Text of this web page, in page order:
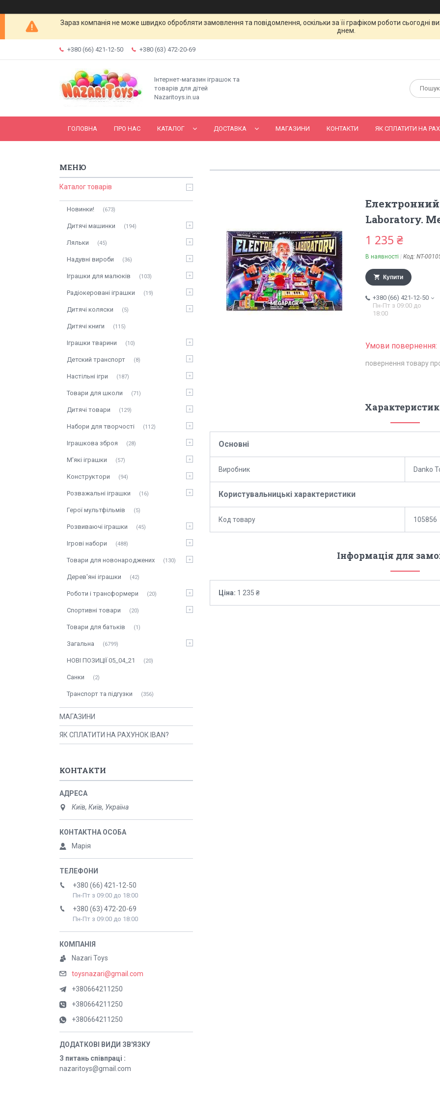
Зараз компанія не може швидко обробляти замовлення та повідомлення, оскільки за її графіком роботи
днем.
+380 (66) 421-12-50 +380 (63) 472-20-69
Інтернет-магазин іграшок та
товарів для дітей
Nazaritoys.in.ua
ГОЛОВНА ПРО НАС КАТАЛОГ ДОСТАВКА МАГАЗИНИ КОНТАКТИ ЯК СПЛАТИТИ НА
Laboratory.
1 235 ₴
В наявності Код: NT-
Купити
+380 (66) 421-12-50
Пн-Пт з 09:00 до
18:00
повернення товару
Основні
Виробник Danko
Користувальницькі характеристики
Код товару 105856
Інформація для
Ціна: 1 235 ₴
Каталог товарів
Новинки! 673
Дитячі машинки 194
Ляльки 45
Надувні вироби 36
Іграшки для малюків 103
Радіокеровані іграшки 19
Дитячі коляски 5
Дитячі книги 115
Іграшки тварини 10
Детский транспорт 8
Настільні ігри 187
Товари для школи 71
Дитячі товари 129
Набори для творчості 112
Іграшкова зброя 28
М'які іграшки 57
Конструктори 94
Розважальні іграшки 16
Герої мультфільмів 5
Розвиваючі іграшки 45
Ігрові набори 488
Товари для новонароджених 130
Дерев'яні іграшки 42
Роботи і трансформери 20
Спортивні товари 20
Товари для батьків 1
Загальна 6799
НОВІ ПОЗИЦІЇ 05_04_21 20
Санки 2
Транспорт та підгузки 356
МАГАЗИНИ
ЯК СПЛАТИТИ НА РАХУНОК IBAN?
КОНТАКТИ
Київ, Київ, Україна
Марія
+380 (66) 421-12-50
Пн-Пт з 09:00 до 18:00
+380 (63) 472-20-69
Пн-Пт з 09:00 до 18:00
Nazari Toys
toysnazari@gmail.com
+380664211250
+380664211250
+380664211250
З питань співпраці
nazaritoys@gmail.com